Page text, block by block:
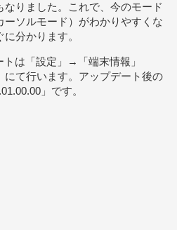
りました。これで、今のモード
ーソルモード）がわかりやすくな
分かります。
は「設定」→「端末情報」
て行います。アップデート後の
」です。